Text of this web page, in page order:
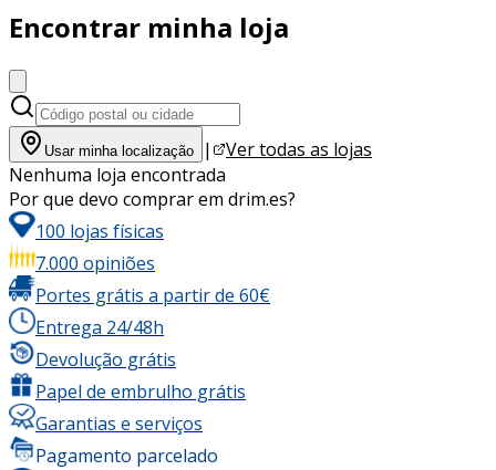
Encontrar minha loja
Usar minha localização |
Ver todas as lojas
Nenhuma loja encontrada
Por que devo comprar em drim.es?
100 lojas físicas
7.000 opiniões
Portes grátis a partir de 60€
Entrega 24/48h
Devolução grátis
Papel de embrulho grátis
Garantias e serviços
Pagamento parcelado